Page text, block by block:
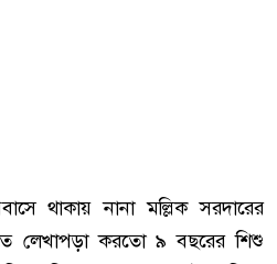
থাকায় নানা মল্লিক সরদারের
লেখাপড়া করতো ৯ বছরের শিশু